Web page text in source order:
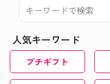
人気キーワード
プチギフト